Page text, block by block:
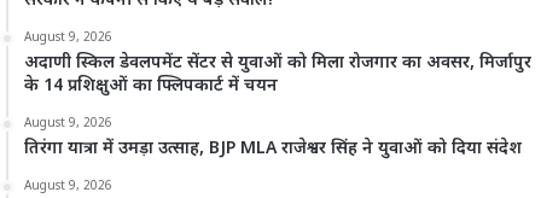
August 9, 2026
अदाणी स्किल डेवलपमेंट सेंटर से युवाओं को मिला रोजगार का अवसर, मिर्जापुर
के 14 प्रशिक्षुओं का फ्लिपकार्ट में चयन
August 9, 2026
तिरंगा यात्रा में उमड़ा उत्साह, BJP MLA राजेश्वर सिंह ने युवाओं को दिया संदेश
August 9, 2026